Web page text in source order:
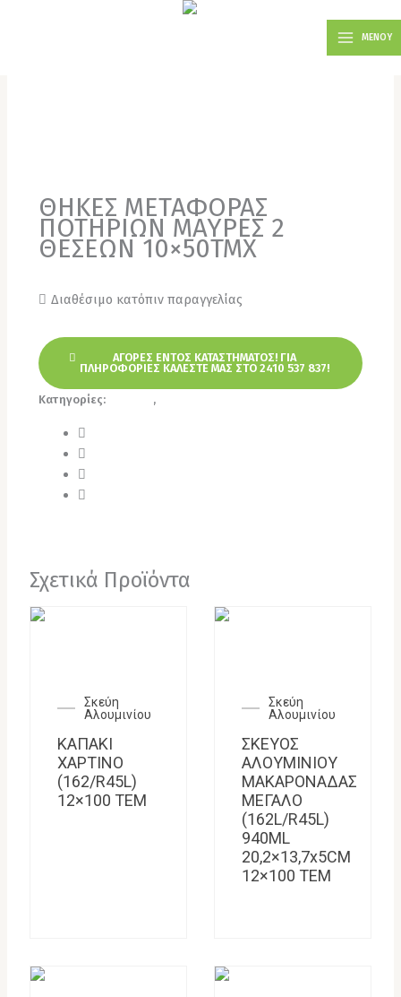
MAIN
MENUΜΕΝΟΥ
ΘΗΚΕΣ ΜΕΤΑΦΟΡΑΣ
ΠΟΤΗΡΙΩΝ ΜΑΥΡΕΣ 2
ΘΕΣΕΩΝ 10×50ΤΜΧ
Διαθέσιμο κατόπιν παραγγελίας
ΑΓΟΡΈΣ ΕΝΤΌΣ ΚΑΤΑΣΤΉΜΑΤΟΣ! ΓΙΑ
ΠΛΗΡΟΦΟΡΊΕΣ ΚΑΛΈΣΤΕ ΜΑΣ ΣΤΟ 2410 537 837!
Κατηγορίες: ,
Σχετικά Προϊόντα
Σκεύη
Αλουμινίου
ΚΑΠΑΚΙ
ΧΑΡΤΙΝΟ
(162/R45L)
12×100 ΤΕΜ
Σκεύη
Αλουμινίου
ΣΚΕΥΟΣ
ΑΛΟΥΜΙΝΙΟΥ
ΜΑΚΑΡΟΝΑΔΑΣ
ΜΕΓΑΛΟ
(162L/R45L)
940ML
20,2×13,7x5CM
12×100 TEM